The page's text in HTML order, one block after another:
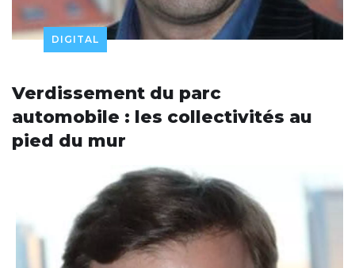
DIGITAL
Verdissement du parc
automobile : les collectivités au
pied du mur